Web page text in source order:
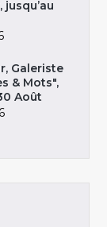
jusqu’au
Galeriste
& Mots",
Août